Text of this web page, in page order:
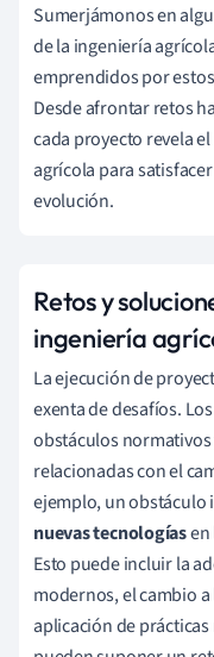
Sumerjámonos en
de la ingeniería
emprendidos por
Desde afrontar retos
cada proyecto revela
agrícola para
evolución.
Retos y
ingeniería
La ejecución de
exenta de desafíos.
obstáculos
relacionadas con el
ejemplo, un obstáculo
nuevas tecnologías
Esto puede incluir la
modernos, el cambio
aplicación de